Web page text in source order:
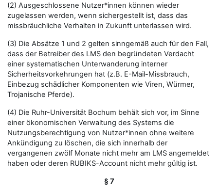
(2) Ausgeschlossene Nutzer*innen können wieder
zugelassen werden, wenn sichergestellt ist, dass das
missbräuchliche Verhalten in Zukunft unterlassen wird.
(3) Die Absätze 1 und 2 gelten sinngemäß auch für den Fall,
dass der Betreiber des LMS den begründeten Verdacht
einer systematischen Unterwanderung interner
Sicherheitsvorkehrungen hat (z.B. E-Mail-Missbrauch,
Einbezug schädlicher Komponenten wie Viren, Würmer,
Trojanische Pferde).
(4) Die Ruhr-Universität Bochum behält sich vor, im Sinne
einer ökonomischen Verwaltung des Systems die
Nutzungsberechtigung von Nutzer*innen ohne weitere
Ankündigung zu löschen, die sich innerhalb der
vergangenen zwölf Monate nicht mehr am LMS angemeldet
haben oder deren RUBIKS-Account nicht mehr gültig ist.
§ 7